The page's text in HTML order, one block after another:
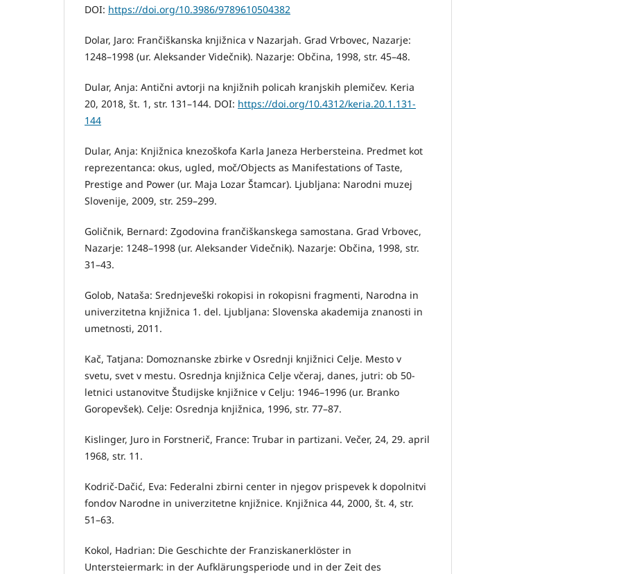
DOI: https://doi.org/10.3986/9789610504382
Dolar, Jaro: Frančiškanska knjižnica v Nazarjah. Grad Vrbovec, Nazarje:
1248–1998 (ur. Aleksander Videčnik). Nazarje: Občina, 1998, str. 45–48.
Dular, Anja: Antični avtorji na knjižnih policah kranjskih plemičev. Keria
20, 2018, št. 1, str. 131–144. DOI: https://doi.org/10.4312/keria.20.1.131-
144
Dular, Anja: Knjižnica knezoškofa Karla Janeza Herbersteina. Predmet kot
reprezentanca: okus, ugled, moč/Objects as Manifestations of Taste,
Prestige and Power (ur. Maja Lozar Štamcar). Ljubljana: Narodni muzej
Slovenije, 2009, str. 259–299.
Goličnik, Bernard: Zgodovina frančiškanskega samostana. Grad Vrbovec,
Nazarje: 1248–1998 (ur. Aleksander Videčnik). Nazarje: Občina, 1998, str.
31–43.
Golob, Nataša: Srednjeveški rokopisi in rokopisni fragmenti, Narodna in
univerzitetna knjižnica 1. del. Ljubljana: Slovenska akademija znanosti in
umetnosti, 2011.
Kač, Tatjana: Domoznanske zbirke v Osrednji knjižnici Celje. Mesto v
svetu, svet v mestu. Osrednja knjižnica Celje včeraj, danes, jutri: ob 50-
letnici ustanovitve Študijske knjižnice v Celju: 1946–1996 (ur. Branko
Goropevšek). Celje: Osrednja knjižnica, 1996, str. 77–87.
Kislinger, Juro in Forstnerič, France: Trubar in partizani. Večer, 24, 29. april
1968, str. 11.
Kodrič-Dačić, Eva: Federalni zbirni center in njegov prispevek k dopolnitvi
fondov Narodne in univerzitetne knjižnice. Knjižnica 44, 2000, št. 4, str.
51–63.
Kokol, Hadrian: Die Geschichte der Franziskanerklöster in
Untersteiermark: in der Aufklärungsperiode und in der Zeit des